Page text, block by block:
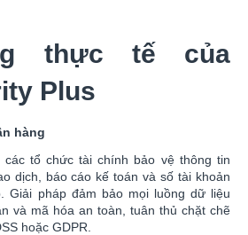
thực tế của
Plus
hàng
các tổ chức tài chính bảo vệ thông tin
dịch, báo cáo kế toán và số tài khoản
Giải pháp đảm bảo mọi luồng dữ liệu
và mã hóa an toàn, tuân thủ chặt chẽ
hoặc GDPR.